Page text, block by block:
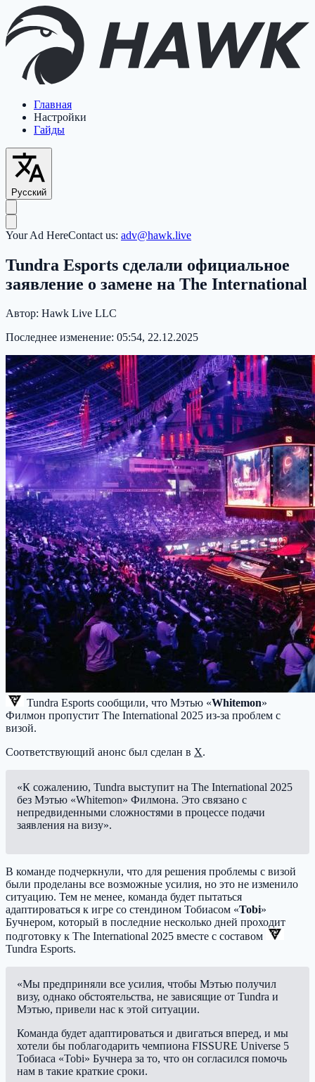
Главная
Настройки
Гайды
Русский
Your Ad HereContact us: adv@hawk.live
Tundra Esports сделали официальное
заявление о замене на The International
Автор: Hawk Live LLC
Последнее изменение: 05:54, 22.12.2025
Tundra Esports сообщили, что Мэтью «Whitemon»
Филмон пропустит The International 2025 из-за проблем с
визой.
Соответствующий анонс был сделан в X.
«К сожалению, Tundra выступит на The International 2025
без Мэтью «Whitemon» Филмона. Это связано с
непредвиденными сложностями в процессе подачи
заявления на визу».
В команде подчеркнули, что для решения проблемы с визой
были проделаны все возможные усилия, но это не изменило
ситуацию. Тем не менее, команда будет пытаться
адаптироваться к игре со стендином Тобиасом «Tobi»
Бучнером, который в последние несколько дней проходит
подготовку к The International 2025 вместе с составом
Tundra Esports.
«Мы предприняли все усилия, чтобы Мэтью получил
визу, однако обстоятельства, не зависящие от Tundra и
Мэтью, привели нас к этой ситуации.
Команда будет адаптироваться и двигаться вперед, и мы
хотели бы поблагодарить чемпиона FISSURE Universe 5
Тобиаса «Tobi» Бучнера за то, что он согласился помочь
нам в такие краткие сроки.